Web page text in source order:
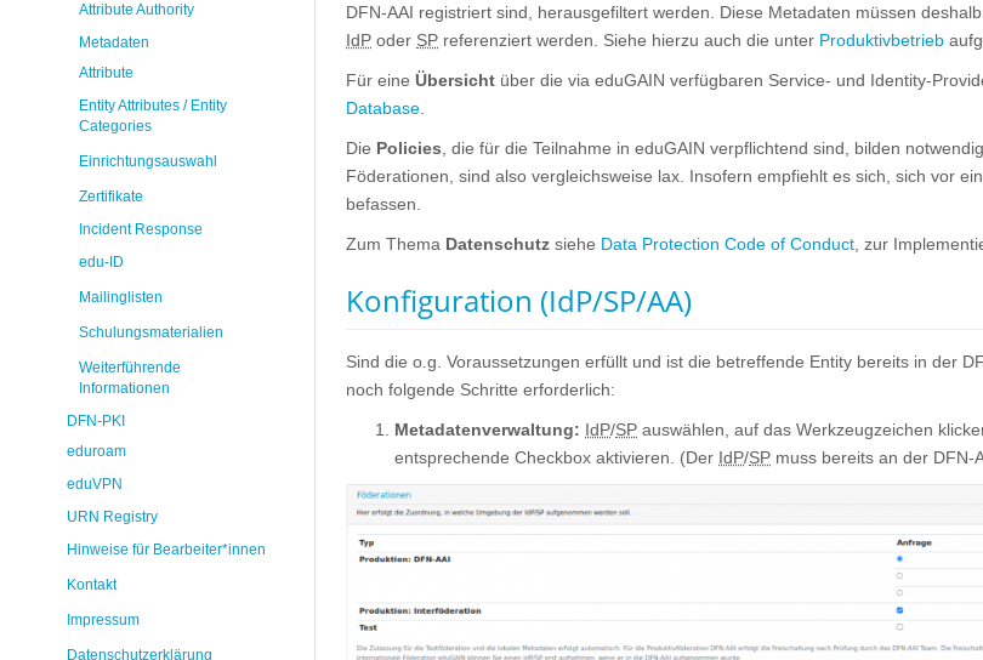
Attribute Authority
Metadaten
Attribute
Entity Attributes / Entity
Categories
Einrichtungsauswahl
Zertifikate
Incident Response
edu-ID
Mailinglisten
Schulungsmaterialien
Weiterführende
Informationen
DFN-PKI
eduroam
eduVPN
URN Registry
Hinweise für Bearbeiter*innen
Kontakt
Impressum
Datenschutzerklärung
DFN-AAI registriert sind, herausgefiltert werden. Diese Metadaten müssen
IdP oder SP referenziert werden. Siehe hierzu auch die unter Produktivbetrieb
Für eine Übersicht über die via eduGAIN verfügbaren Service- und Identity-
Database
Die Policies , die für die Teilnahme in eduGAIN verpflichtend sind, bilden
Föderationen, sind also vergleichsweise lax. Insofern empfiehlt es sich, sich vor
befassen.
Zum Thema Datenschutz siehe Data Protection Code of Conduct , zur
Konfiguration (IdP/SP/AA)
Sind die o.g. Voraussetzungen erfüllt und ist die betreffende Entity bereits in der
noch folgende Schritte erforderlich:
Metadatenverwaltung: IdP/SP auswählen, auf das Werkzeugzeichen
entsprechende Checkbox aktivieren. (Der IdP/SP muss bereits an der DFN-